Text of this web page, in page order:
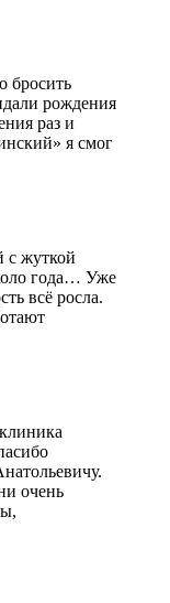
бросить
рождения
раз и
я смог
с жуткой
года… Уже
всё росла.
очень